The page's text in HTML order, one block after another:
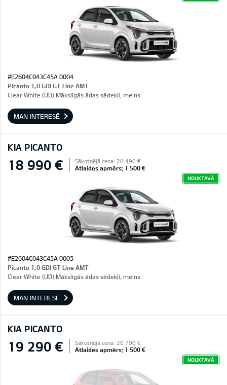
#E2604C043C45A 0004
Picanto 1,0 GDI GT Line AMT
Clear White (UD),Mākslīgās ādas sēdekļi, melns
MAN INTERESĒ
KIA PICANTO
18 990 € Sākotnējā cena: 20 490 €
Atlaides apmērs: 1 500 €
NOLIKTAVĀ
#E2604C043C45A 0005
Picanto 1,0 GDI GT Line AMT
Clear White (UD),Mākslīgās ādas sēdekļi, melns
MAN INTERESĒ
KIA PICANTO
19 290 € Sākotnējā cena: 20 790 €
Atlaides apmērs: 1 500 €
NOLIKTAVĀ